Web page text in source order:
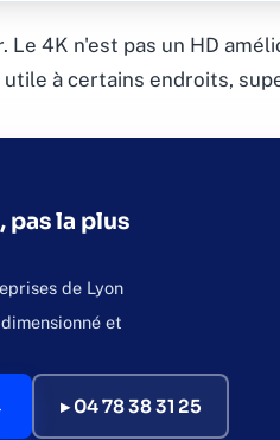
4K n'est pas un HD
à certains endroits,
pas la plus
de Lyon
et
▸ 04 78 38 31 25